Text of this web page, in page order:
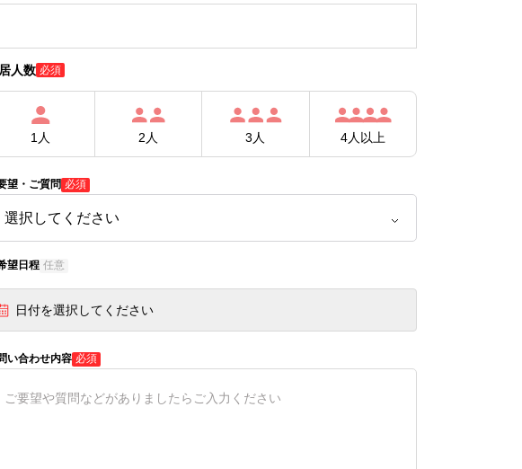
人数 必須
1人 2人 3人 4人以上
望・ご質問 必須
望日程 任意
日付を選択してください
い合わせ内容 必須